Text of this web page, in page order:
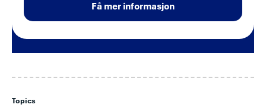
Få mer informasjon
Topics